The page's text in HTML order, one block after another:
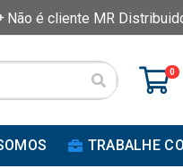
Não é cliente MR
0
TRABALHE